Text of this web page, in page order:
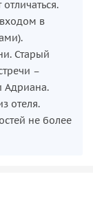
в
Старый
–
Адриана.
отеля.
не более